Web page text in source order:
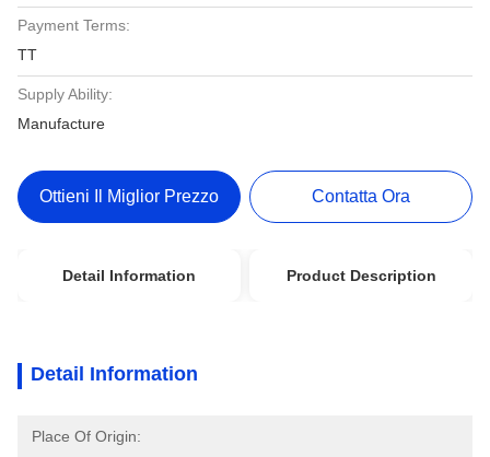
Payment Terms:
TT
Supply Ability:
Manufacture
Ottieni Il Miglior Prezzo Contatta Ora
Detail Information Product Description
Detail Information
Place Of Origin: